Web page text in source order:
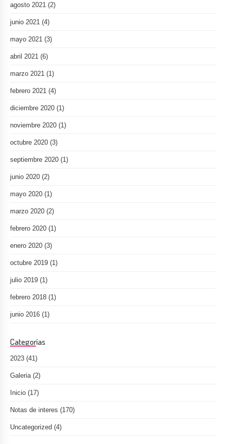
agosto 2021 (2)
junio 2021 (4)
mayo 2021 (3)
abril 2021 (6)
marzo 2021 (1)
febrero 2021 (4)
diciembre 2020 (1)
noviembre 2020 (1)
octubre 2020 (3)
septiembre 2020 (1)
junio 2020 (2)
mayo 2020 (1)
marzo 2020 (2)
febrero 2020 (1)
enero 2020 (3)
octubre 2019 (1)
julio 2019 (1)
febrero 2018 (1)
junio 2016 (1)
Categorías
2023 (41)
Galeria (2)
Inicio (17)
Notas de interes (170)
Uncategorized (4)